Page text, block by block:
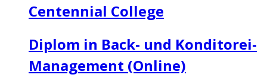
Centennial College
Diplom in Back- und Konditorei-
Management (Online)